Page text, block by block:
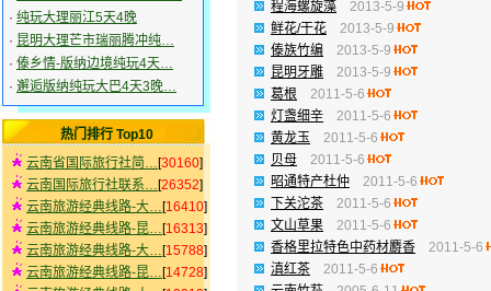
· 纯玩大理丽江5天4晚
· 昆明大理芒市瑞丽腾冲纯…
· 傣乡情-版纳边境纯玩4天…
· 邂逅版纳纯玩大巴4天3晚…
热门排行 Top10
云南省国际旅行社简…[30160]
云南国际旅行社联系…[26352]
云南旅游经典线路-大…[16410]
云南旅游经典线路-昆…[16313]
云南旅游经典线路-大…[15788]
云南旅游经典线路-昆…[14728]
程海螺旋藻
2013-5-9
鲜花/干花
2013-5-9
傣族竹编
2013-5-9
昆明牙雕
2013-5-9
葛根
2011-5-6
灯盏细辛
2011-5-6
黄龙玉
2011-5-6
贝母
2011-5-6
昭通特产杜仲
2011-5-6
下关沱茶
2011-5-6
文山草果
2011-5-6
香格里拉特色中药材麝香
2011-5-6
滇红茶
2011-5-6